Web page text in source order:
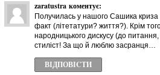
zaratustra коментує:
Получилась у нашого Сашика криза
факт (літетатури? життя?). Крім
народницького дискусу (до
стиліст! За що й люблю засранця…
ВІДПОВІCТИ